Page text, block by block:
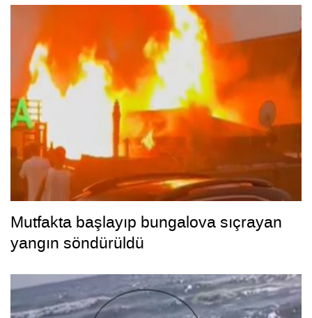
Mutfakta başlayıp bungalova sıçrayan
yangın söndürüldü